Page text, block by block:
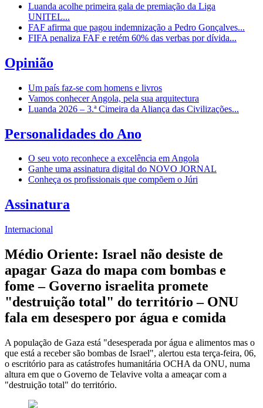
Luanda acolhe primeira gala de premiação da Liga
UNITEL...
FAF afirma que pagou indemnização a Pedro Gonçalves...
FIFA penaliza FAF e retém 60% das verbas por dívida...
Opinião
Um país faz-se com homens e livros
Vamos conhecer Angola, pela sua arquitectura
Luanda 2026 – 3.ª Cimeira da Aliança das Civilizações...
Personalidades do Ano
O seu voto reconhece a excelência em Angola
Ganhe uma assinatura digital do NOVO JORNAL
Conheça os profissionais que compõem o Júri
Assinatura
Internacional
Médio Oriente: Israel não desiste de
apagar Gaza do mapa com bombas e
fome – Governo israelita promete
"destruição total" do território – ONU
fala em desespero por água e comida
A população de Gaza está "desesperada por água e alimentos mas o
que está a receber são bombas de Israel", alertou esta terça-feira, 06,
o escritório para as catástrofes humanitária OCHA da ONU, numa
altura em que o Governo de Telavive volta a ameaçar com a
"destruição total" do território.